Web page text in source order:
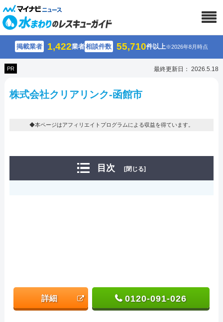
掲載業者 1,422業者相談件数 55,710件以上※2026年8月時点
PR 最終更新日： 2026.5.18
株式会社クリアリンク-函館市
◆本ページはアフィリエイトプログラムによる収益を得ています。
目次 [閉じる]
詳細 0120-091-026